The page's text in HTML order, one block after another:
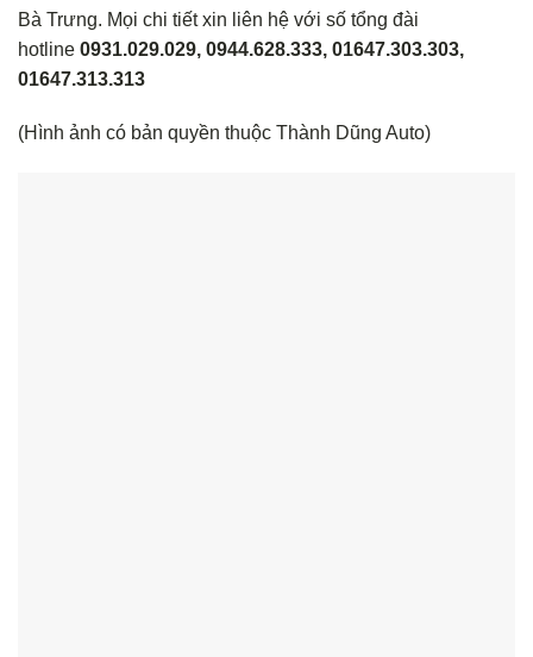
Bà Trưng. Mọi chi tiết xin liên hệ với số tổng đài
hotline 0931.029.029, 0944.628.333, 01647.303.303,
01647.313.313
(Hình ảnh có bản quyền thuộc Thành Dũng Auto)